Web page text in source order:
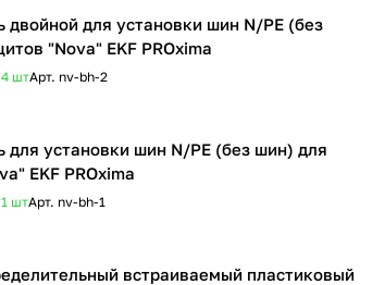
двойной для установки шин N/PE (без
"Nova" EKF PROxima
штАрт. nv-bh-2
для установки шин N/PE (без шин) для
EKF PROxima
штАрт. nv-bh-1
встраиваемый пластиковый